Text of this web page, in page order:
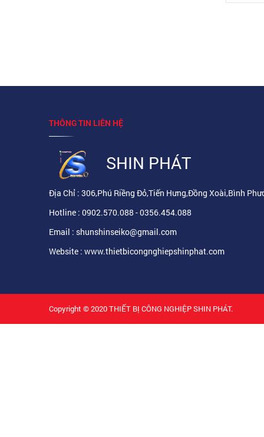
THÔNG TIN LIÊN HỆ
SHIN PHÁT
Địa Chỉ : 306,Phú Riềng Đỏ,Tiến Hưng,Đồng Xoài,Bình
Hotline : 0902.570.088 - 0356.454.088
Email : shunshinseiko@gmail.com
Website : www.thietbicongnghiepshinphat.com
Copyright © 2020THIẾT BỊ CÔNG NGHIỆP SHIN PHÁT.